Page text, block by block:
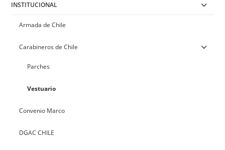
INSTITUCIONAL
Armada de Chile
Carabineros de Chile
Parches
Vestuario
Convenio Marco
DGAC CHILE